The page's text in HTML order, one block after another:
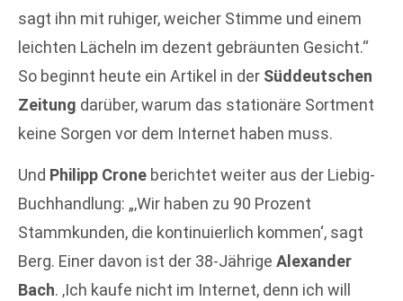
sagt ihn mit ruhiger, weicher Stimme und einem
leichten Lächeln im dezent gebräunten Gesicht.“
So beginnt heute ein Artikel in der Süddeutschen
Zeitung darüber, warum das stationäre Sortment
keine Sorgen vor dem Internet haben muss.
Und Philipp Crone berichtet weiter aus der Liebig-
Buchhandlung: „‚Wir haben zu 90 Prozent
Stammkunden, die kontinuierlich kommen‘, sagt
Berg. Einer davon ist der 38-Jährige Alexander
Bach. ‚Ich kaufe nicht im Internet, denn ich will